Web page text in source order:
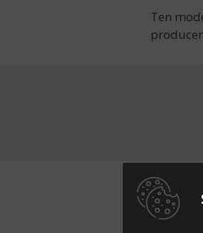
Ten